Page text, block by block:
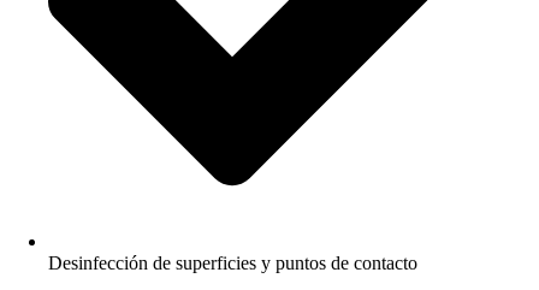
Desinfección de superficies y puntos de contacto